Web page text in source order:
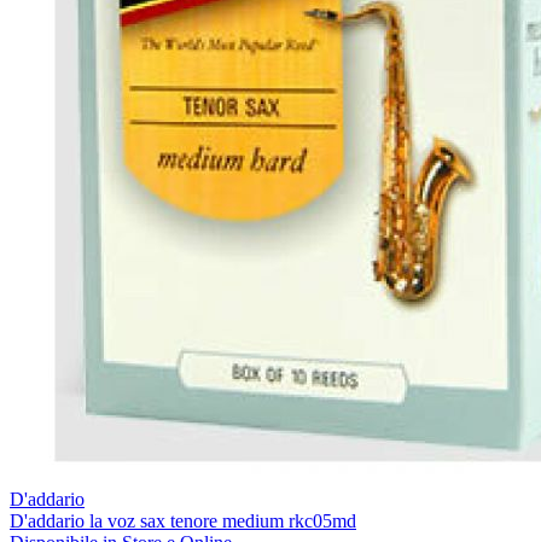
D'addario
D'addario la voz sax tenore medium rkc05md